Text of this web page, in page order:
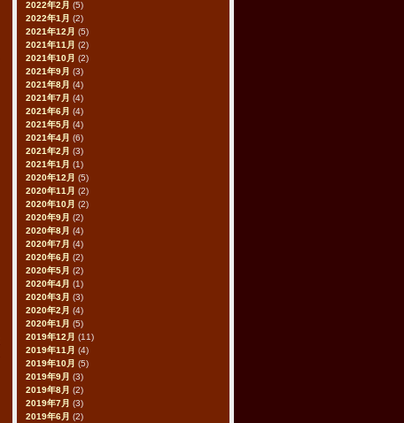
2022年2月 (5)
2022年1月 (2)
2021年12月 (5)
2021年11月 (2)
2021年10月 (2)
2021年9月 (3)
2021年8月 (4)
2021年7月 (4)
2021年6月 (4)
2021年5月 (4)
2021年4月 (6)
2021年2月 (3)
2021年1月 (1)
2020年12月 (5)
2020年11月 (2)
2020年10月 (2)
2020年9月 (2)
2020年8月 (4)
2020年7月 (4)
2020年6月 (2)
2020年5月 (2)
2020年4月 (1)
2020年3月 (3)
2020年2月 (4)
2020年1月 (5)
2019年12月 (11)
2019年11月 (4)
2019年10月 (5)
2019年9月 (3)
2019年8月 (2)
2019年7月 (3)
2019年6月 (2)